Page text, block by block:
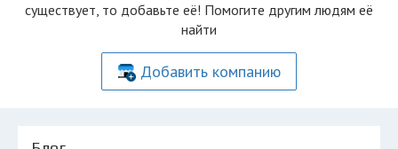
существует, то добавьте её! Помогите другим людям её
найти
Добавить компанию